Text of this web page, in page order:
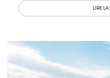
germanophones peuplent
jouit d’ailleurs d’une
LIRE